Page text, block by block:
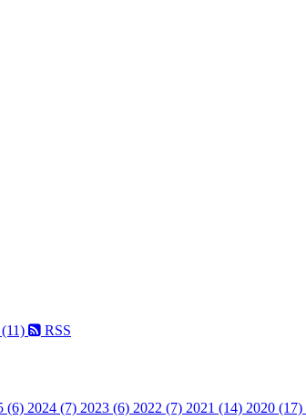
RSS
(6) 2024 (7) 2023 (6) 2022 (7) 2021 (14) 2020 (17)